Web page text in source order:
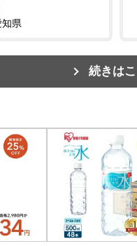
県
続きは